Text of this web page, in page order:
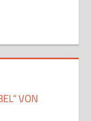
VON